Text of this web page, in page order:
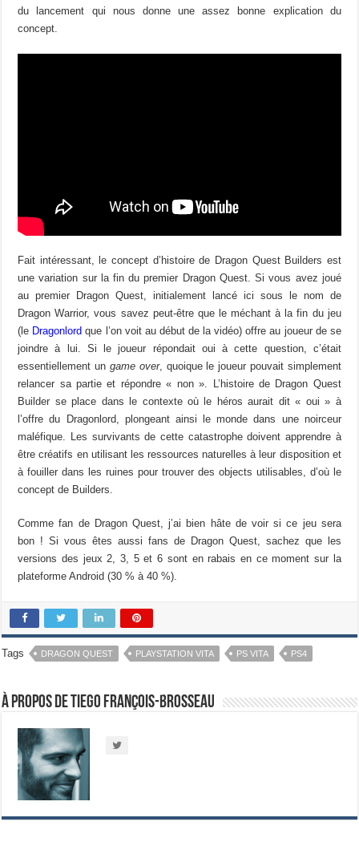
du lancement qui nous donne une assez bonne explication du
concept.
Fait intéressant, le concept d’histoire de Dragon Quest Builders est
une variation sur la fin du premier Dragon Quest. Si vous avez joué
au premier Dragon Quest, initialement lancé ici sous le nom de
Dragon Warrior, vous savez peut-être que le méchant à la fin du jeu
(le Dragonlord que l’on voit au début de la vidéo) offre au joueur de se
joindre à lui. Si le joueur répondait oui à cette question, c’était
essentiellement un game over, quoique le joueur pouvait simplement
relancer sa partie et répondre « non ». L’histoire de Dragon Quest
Builder se place dans le contexte où le héros aurait dit « oui » à
l’offre du Dragonlord, plongeant ainsi le monde dans une noirceur
maléfique. Les survivants de cette catastrophe doivent apprendre à
être créatifs en utilisant les ressources naturelles à leur disposition et
à fouiller dans les ruines pour trouver des objects utilisables, d’où le
concept de Builders.
Comme fan de Dragon Quest, j’ai bien hâte de voir si ce jeu sera
bon ! Si vous êtes aussi fans de Dragon Quest, sachez que les
versions des jeux 2, 3, 5 et 6 sont en rabais en ce moment sur la
plateforme Android (30 % à 40 %).
Tags DRAGON QUEST PLAYSTATION VITA PS VITA PS4
À propos de Tiego François-Brosseau